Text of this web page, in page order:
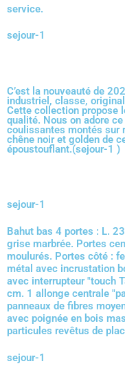
service.
sejour-1
C’est la nouveauté de
industriel, classe,
Cette collection propose
qualité. Nous on adore
coulissantes montés sur
chêne noir et golden de
époustouflant.(sejour-1 )
sejour-1
Bahut bas 4 portes : L.
grise marbrée. Portes
moulurés. Portes côté :
métal avec incrustation
avec interrupteur "touch
cm. 1 allonge centrale
panneaux de fibres
avec poignée en bois
particules revêtus de
sejour-1